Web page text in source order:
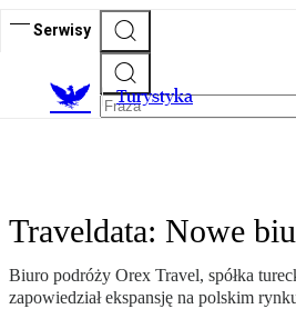
Serwisy
Turystyka
Traveldata: Nowe
Biuro podróży Orex Travel, spółka
zapowiedział ekspansję na polskim